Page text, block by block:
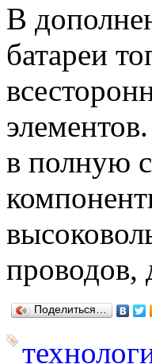
В
батареи
в полную
проводов,
Поделиться…